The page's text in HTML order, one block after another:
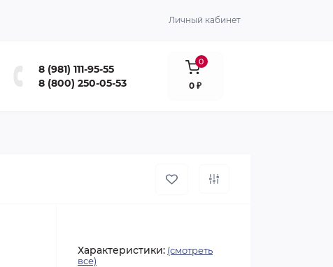
Личный кабинет
8 (981) 111-95-55
8 (800) 250-05-53
0
0 ₽
Характеристики: (смотреть
все)